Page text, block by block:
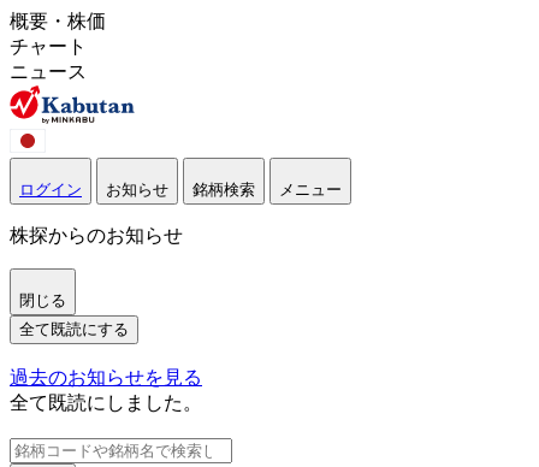
概要・株価
チャート
ニュース
ログイン お知らせ 銘柄検索 メニュー
株探からのお知らせ
閉じる
全て既読にする
過去のお知らせを見る
全て既読にしました。